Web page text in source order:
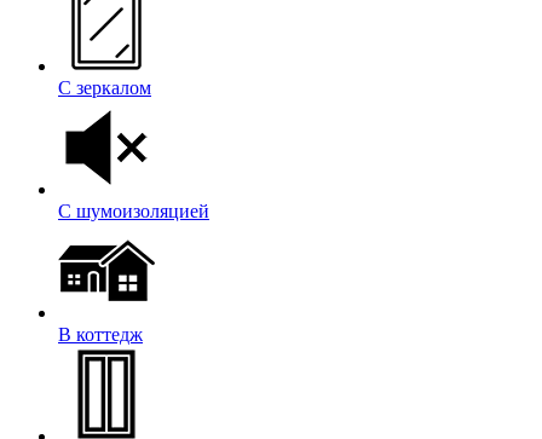
С зеркалом
С шумоизоляцией
В коттедж